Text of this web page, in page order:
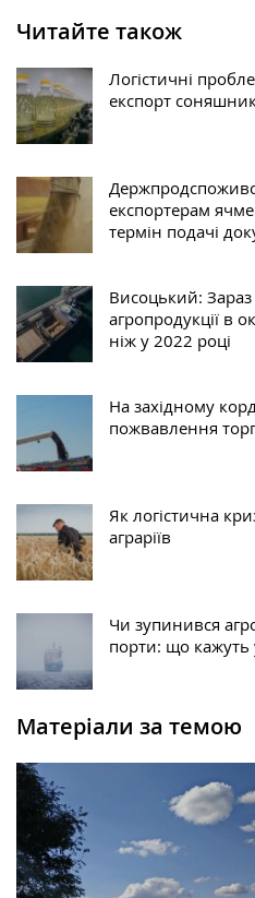
Читайте також
Логістичні
експорт
експортерам
термін подачі
Висоцький: Зараз
агропродукції в
ніж у 2022 році
На західному
пожвавлення
Як логістична
аграріїв
Чи зупинився
порти: що
Матеріали за темою